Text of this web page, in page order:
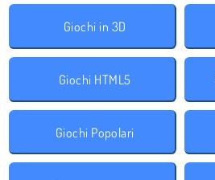
Giochi in 3D
Giochi HTML5
Giochi Popolari